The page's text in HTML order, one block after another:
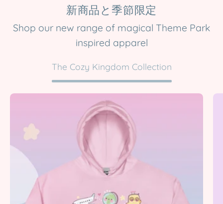
タ
新商品と季節限定
Shop our new range of magical Theme Park
inspired apparel
The Cozy Kingdom Collection
Yay!
It’s
Travel
Kawaii
Travel
|